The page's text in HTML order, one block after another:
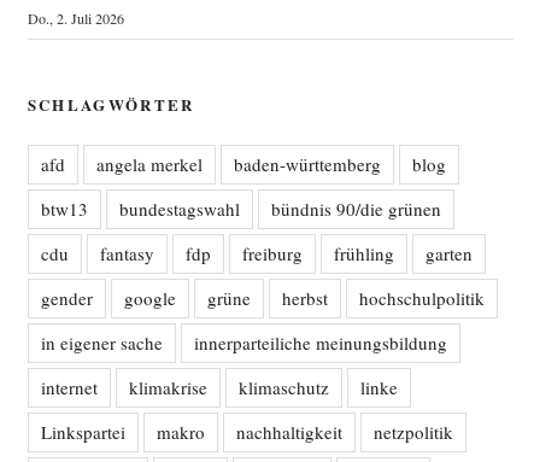
Do., 2. Juli 2026
SCHLAGWÖRTER
afd angela merkel baden-württemberg
blog
btw13
bundestagswahl
bündnis 90/die grünen
cdu
fantasy fdp freiburg frühling
garten
gender
google grüne herbst
hochschulpolitik
in eigener sache
innerparteiliche meinungsbildung
internet
klimakrise klimaschutz
linke
Linkspartei
makro nachhaltigkeit
netzpolitik